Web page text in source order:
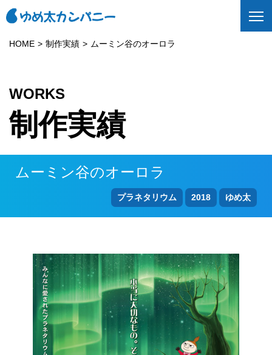
HOME 制作実績 ムーミン谷のオーロラ
WORKS
制作実績
ムーミン谷のオーロラ
プラネタリウム 2018 ゆめ太